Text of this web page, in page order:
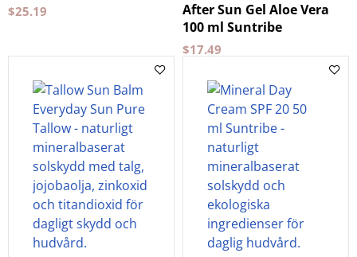
$25.19
After Sun Gel Aloe Vera
100 ml Suntribe
$17.49